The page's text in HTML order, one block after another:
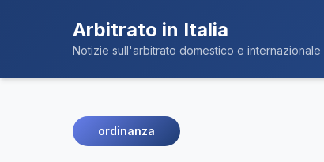
Arbitrato in Italia
Notizie sull'arbitrato domestico e internazionale
ordinanza